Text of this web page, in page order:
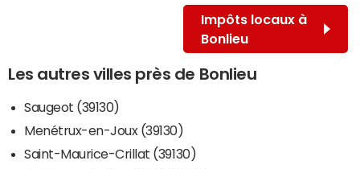
Impôts locaux à
Bonlieu
Les autres villes près de Bonlieu
Saugeot (39130)
Menétrux-en-Joux (39130)
Saint-Maurice-Crillat (39130)